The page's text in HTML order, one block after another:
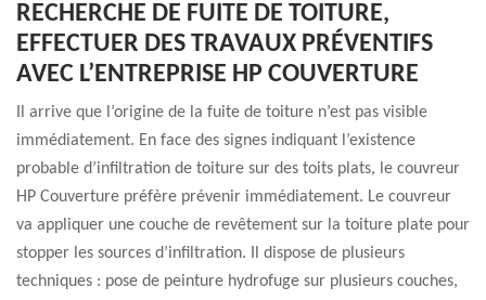
RECHERCHE DE FUITE DE TOITURE,
EFFECTUER DES TRAVAUX PRÉVENTIFS
AVEC L’ENTREPRISE HP COUVERTURE
Il arrive que l’origine de la fuite de toiture n’est pas visible
immédiatement. En face des signes indiquant l’existence
probable d’infiltration de toiture sur des toits plats, le couvreur
HP Couverture préfère prévenir immédiatement. Le couvreur
va appliquer une couche de revêtement sur la toiture plate pour
stopper les sources d’infiltration. Il dispose de plusieurs
techniques : pose de peinture hydrofuge sur plusieurs couches,